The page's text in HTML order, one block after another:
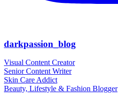
darkpassion_blog
Visual Content Creator
Senior Content Writer
Skin Care Addict
Beauty, Lifestyle & Fashion Blogger